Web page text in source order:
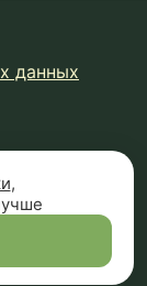
данных
марка.
характер и
ГК РФ)
,